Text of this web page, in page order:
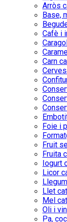
Arròs
Base,
Cafè i
Carn
Foie i
Fruit
Fruita
Iogurt
Licor
Llet
Mel
Oli i
Pa,